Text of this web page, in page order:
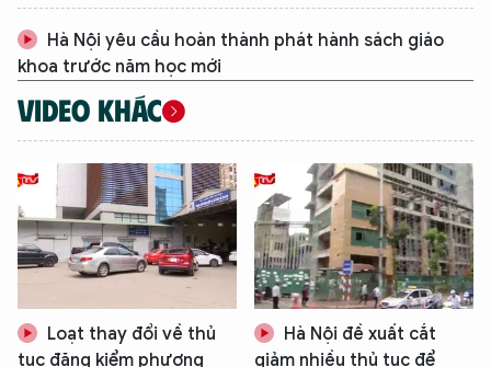
Hà Nội yêu cầu hoàn thành phát hành sách giáo
khoa trước năm học mới
VIDEO KHÁC
Loạt thay đổi về thủ
tục đăng kiểm phương
Hà Nội đề xuất cắt
giảm nhiều thủ tục để
XIN CHÀO,
TÔI LÀ CHATBOT CỦA